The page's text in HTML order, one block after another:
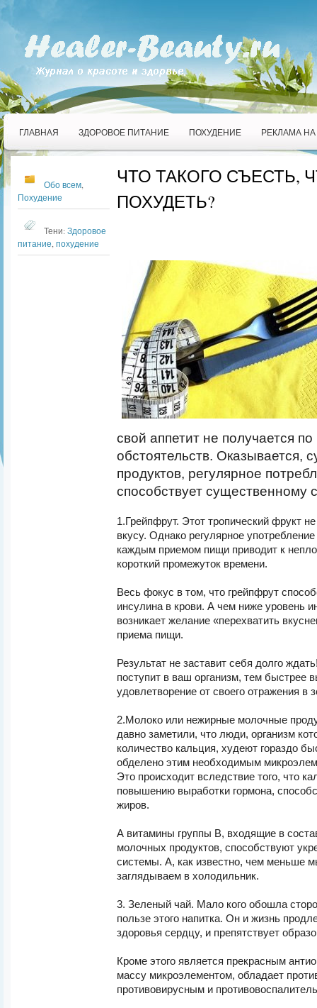
ГЛАВНАЯ ЗДОРОВОЕ ПИТАНИЕ ПОХУДЕНИЕ РЕКЛАМА
Обо всем
Похудение
Тени:Здоровое
питание похудение
ЧТО ТАКОГО СЪЕСТЬ,
ПОХУДЕТЬ?
свой аппетит не получается по
обстоятельств. Оказывается,
продуктов, регулярное
способствует существенному
1.Грейпфрут. Этот тропический фрукт
вкусу. Однако регулярное
каждым приемом пищи приводит к
короткий промежуток времени.
Весь фокус в том, что грейпфрут
инсулина в крови. А чем ниже уровень
возникает желание «перехватить
приема пищи.
Результат не заставит себя долго
поступит в ваш организм, тем быстрее
удовлетворение от своего отражения в
2.Молоко или нежирные молочные
давно заметили, что люди, организм
количество кальция, худеют гораздо
обделено этим необходимым
Это происходит вследствие того, что
повышению выработки гормона,
жиров.
А витамины группы В, входящие в
молочных продуктов, способствуют
системы. А, как известно, чем меньше
заглядываем в холодильник.
3. Зеленый чай. Мало кого обошла
пользе этого напитка. Он и жизнь
здоровья сердцу, и препятствует
Кроме этого является прекрасным
массу микроэлементом, обладает
противовирусным и